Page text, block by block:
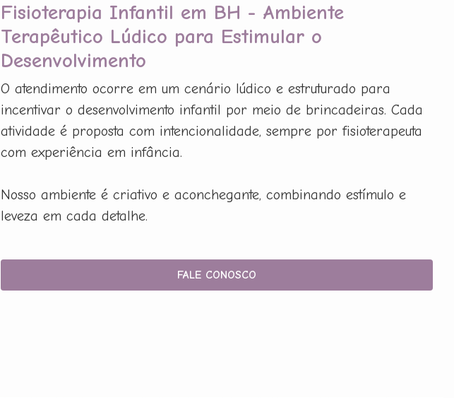
Fisioterapia Infantil em BH - Ambiente
Terapêutico Lúdico para Estimular o
Desenvolvimento
O atendimento ocorre em um cenário lúdico e estruturado para
incentivar o desenvolvimento infantil por meio de brincadeiras. Cada
atividade é proposta com intencionalidade, sempre por fisioterapeuta
com experiência em infância.
Nosso ambiente é criativo e aconchegante, combinando estímulo e
leveza em cada detalhe.
FALE CONOSCO